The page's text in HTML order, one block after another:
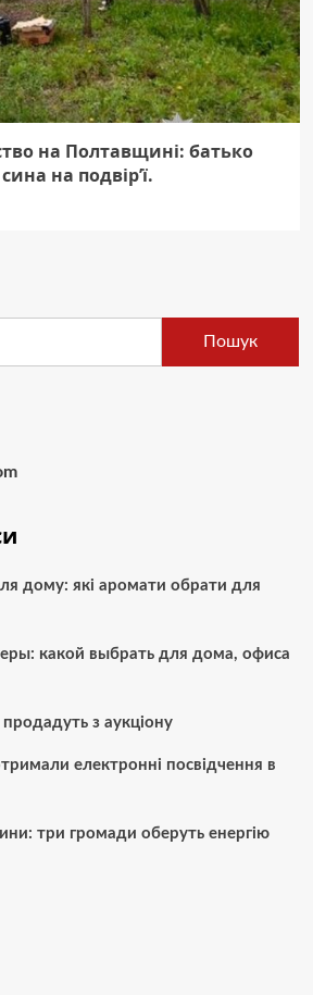
на Полтавщині: батько
на подвір’ї.
Пошук
дому: які аромати обрати для
какой выбрать для дома, офиса
з аукціону
електронні посвідчення в
три громади оберуть енергію